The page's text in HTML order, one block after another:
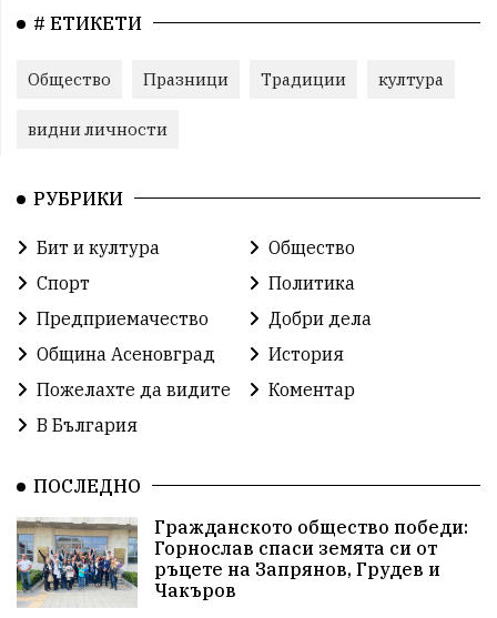
# ЕТИКЕТИ
Общество Празници Традиции култура
видни личности
РУБРИКИ
Бит и култура
Общество
Спорт
Политика
Предприемачество
Добри дела
Община Асеновград
История
Пожелахте да видите
Коментар
В България
ПОСЛЕДНО
Гражданското общество победи:
Горнослав спаси земята си от
ръцете на Запрянов, Грудев и
Чакъров